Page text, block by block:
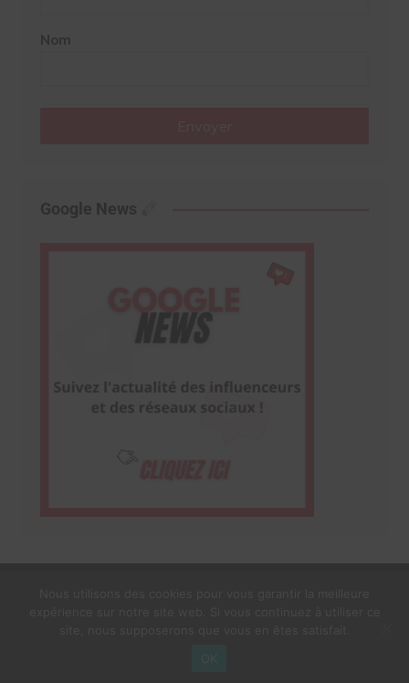
Nom
Google News
À propos
OK